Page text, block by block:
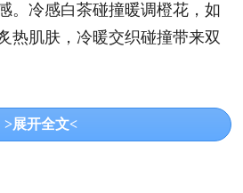
。冷感白茶碰撞暖调橙花，如
热肌肤，冷暖交织碰撞带来双
>展开全文<